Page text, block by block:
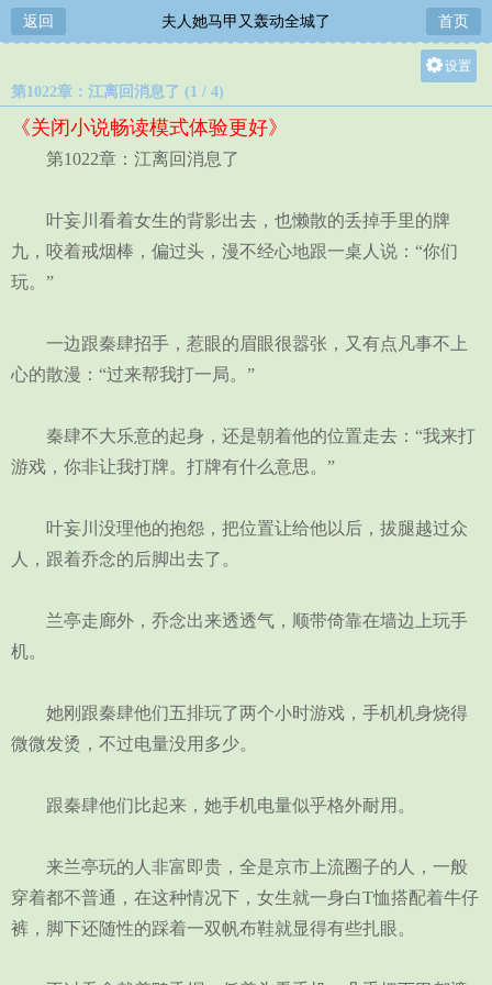
返回 夫人她马甲又轰动全城了 首页
设置
第1022章：江离回消息了 (1 / 4)
《关闭小说畅读模式体验更好》
第1022章：江离回消息了
叶妄川看着女生的背影出去，也懒散的丢掉手里的牌
九，咬着戒烟棒，偏过头，漫不经心地跟一桌人说：“你们
玩。”
一边跟秦肆招手，惹眼的眉眼很嚣张，又有点凡事不上
心的散漫：“过来帮我打一局。”
秦肆不大乐意的起身，还是朝着他的位置走去：“我来打
游戏，你非让我打牌。打牌有什么意思。”
叶妄川没理他的抱怨，把位置让给他以后，拔腿越过众
人，跟着乔念的后脚出去了。
兰亭走廊外，乔念出来透透气，顺带倚靠在墙边上玩手
机。
她刚跟秦肆他们五排玩了两个小时游戏，手机机身烧得
微微发烫，不过电量没用多少。
跟秦肆他们比起来，她手机电量似乎格外耐用。
来兰亭玩的人非富即贵，全是京市上流圈子的人，一般
穿着都不普通，在这种情况下，女生就一身白T恤搭配着牛仔
裤，脚下还随性的踩着一双帆布鞋就显得有些扎眼。